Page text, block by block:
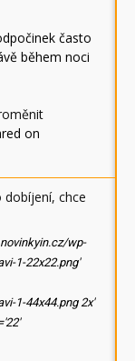
často
během noci
on
dobíjení, chce
wp-
1-22x22.png'
1-44x44.png 2x'